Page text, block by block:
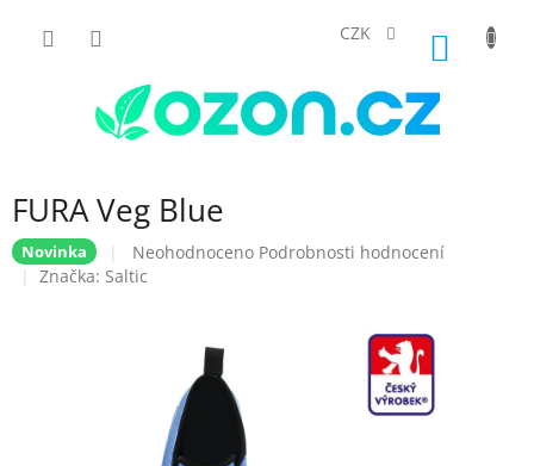
CZK
FURA Veg Blue
Novinka
Průměrné
hodnocení
hvězdiček.
Neohodnoceno Podrobnosti hodnocení
Značka: Saltic